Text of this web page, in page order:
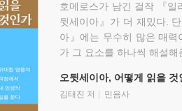
호메로스가 남긴 걸작 『일
뒷세이아』가 더 재밌다.
아』에는 무수히 많은 매
가 그 요소를 하나씩 해설해
오뒷세이아, 어떻게 읽을 것
김태진 저 민음사